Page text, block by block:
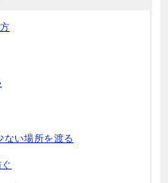
ない場所を渡る